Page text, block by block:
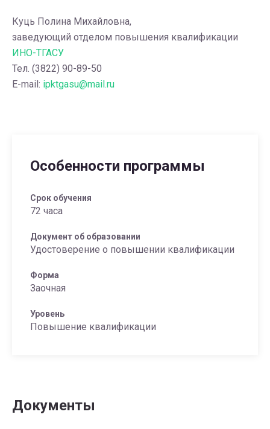
Куць Полина Михайловна,
заведующий отделом повышения квалификации
ИНО-ТГАСУ
Тел. (3822) 90-89-50
E-mail: ipktgasu@mail.ru
Особенности программы
Срок обучения
72 часа
Документ об образовании
Удостоверение о повышении квалификации
Форма
Заочная
Уровень
Повышение квалификации
Документы